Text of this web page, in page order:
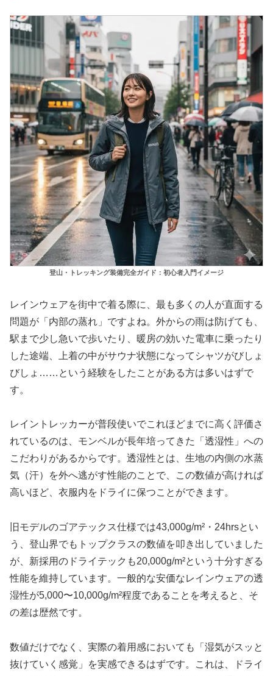
登山・トレッキング装備完全ガイド：初心者入門イメージ
レインウェアを街中で着る際に、最も多くの人が直面する
問題が「内部の蒸れ」ですよね。外からの雨は防げても、
駅まで少し急いで歩いたり、暖房の効いた電車に乗ったり
した途端、上着の中がサウナ状態になってシャツがびしょ
びしょ……という経験をしたことがある方は多いはずで
す。
レイントレッカーが普段使いでこれほどまでに高く評価さ
れているのは、モンベルが長年培ってきた「透湿性」への
こだわりがあるからです。透湿性とは、生地の内側の水蒸
気（汗）を外へ逃がす性能のことで、この数値が高ければ
高いほど、衣服内をドライに保つことができます。
旧モデルのゴアテックス仕様では43,000g/m²・24hrsとい
う、登山界でもトップクラスの数値を叩き出していました
が、新採用のドライテックも20,000g/m²という十分すぎる
性能を維持しています。一般的な安価なレインウェアの透
湿性が5,000〜10,000g/m²程度であることを考えると、そ
の差は歴然です。
数値だけでなく、実際の着用感においても「湿気がスッと
抜けていく感覚」を実感できるはずです。これは、ドライ